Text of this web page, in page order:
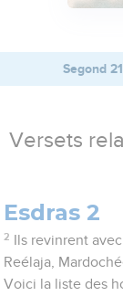
Segond 21
Versets
Esdras 2
2
Ils revinrent
Reélaja,
Voici la liste des